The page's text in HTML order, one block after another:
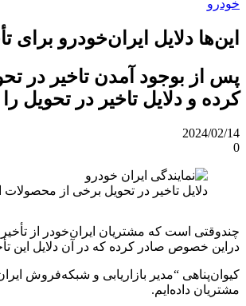
خودرو
این‌ها دلایل ایران‌خودرو
پس از بوجود آمدن تاخیر در
کرده و دلایل تاخیر در تحویل
2024/02/14
0
دلایل تاخیر در تحویل برخی از محصولات
چندوقتی است که مشتریان ایران‌خودر از
دراین خصوص صادر کرده که در آن دلایل این
مشتریان داده‌ایم.